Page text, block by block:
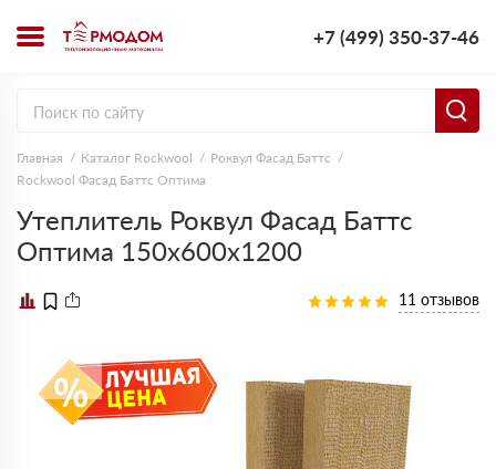
+7 (499) 350-37-46
Главная Каталог Rockwool
Роквул Фасад Баттс
Rockwool Фасад Баттс Оптима
Утеплитель Роквул Фасад Баттс
Оптима 150х600х1200
11 отзывов